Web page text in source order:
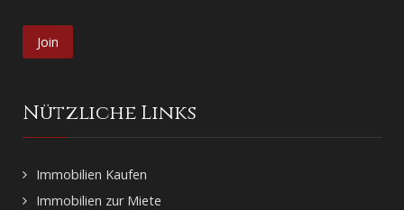
Nützliche Links
Immobilien Kaufen
Immobilien zur Miete